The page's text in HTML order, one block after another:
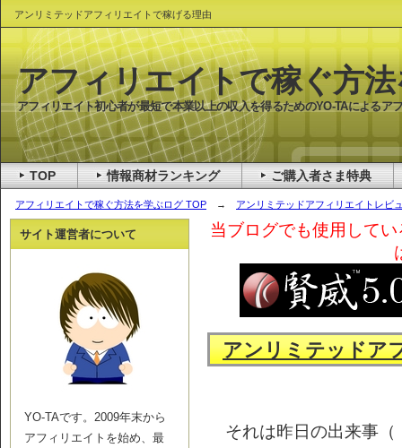
アンリミテッドアフィリエイトで稼げる理由
アフィリエイトで稼ぐ方法を学ぶログ TOP → アンリミテッドアフィリエイトレビ
当ブログでも使用して
アンリミテッドア
それは昨日の出来事（
サイト運営者について
YO-TAです。2009年末から
アフィリエイトを始め、最
アフィリエイトで稼ぐ方
アフィリエイト初心者が最短で本業以上の収入を得るためのYO-TAによるア
TOP 情報商材ランキング ご購入者さま特典